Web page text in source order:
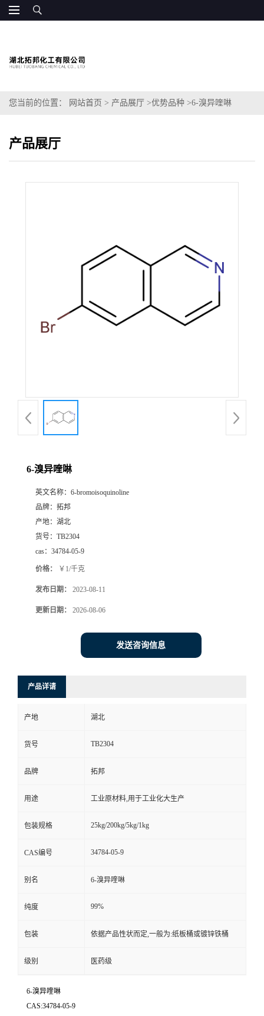
您当前的位置： 网站首页 > 产品展厅 >优势品种 >6-溴异喹啉
产品展厅
6-溴异喹啉
英文名称： 6-bromoisoquinoline
品牌： 拓邦
产地： 湖北
货号： TB2304
cas： 34784-05-9
价格： ￥1/千克
发布日期： 2023-08-11
更新日期： 2026-08-06
发送咨询信息
产品详请
产地 湖北
货号 TB2304
品牌 拓邦
用途 工业原材料,用于工业化大生产
包装规格 25kg/200kg/5kg/1kg
CAS编号 34784-05-9
别名 6-溴异喹啉
纯度 99%
包装 依据产品性状而定,一般为:纸板桶或镀锌铁桶
级别 医药级
6-溴异喹啉
CAS:34784-05-9